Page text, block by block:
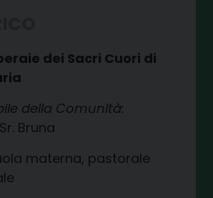
dei Sacri Cuori di
della Comunità:
Bruna
materna, pastorale